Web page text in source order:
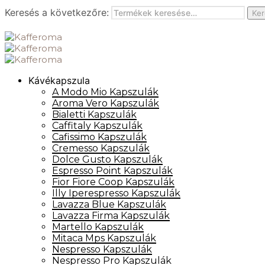
Keresés a következőre:
Kávékapszula
A Modo Mio Kapszulák
Aroma Vero Kapszulák
Bialetti Kapszulák
Caffitaly Kapszulák
Cafissimo Kapszulák
Cremesso Kapszulák
Dolce Gusto Kapszulák
Espresso Point Kapszulák
Fior Fiore Coop Kapszulák
Illy Iperespresso Kapszulák
Lavazza Blue Kapszulák
Lavazza Firma Kapszulák
Martello Kapszulák
Mitaca Mps Kapszulák
Nespresso Kapszulák
Nespresso Pro Kapszulák